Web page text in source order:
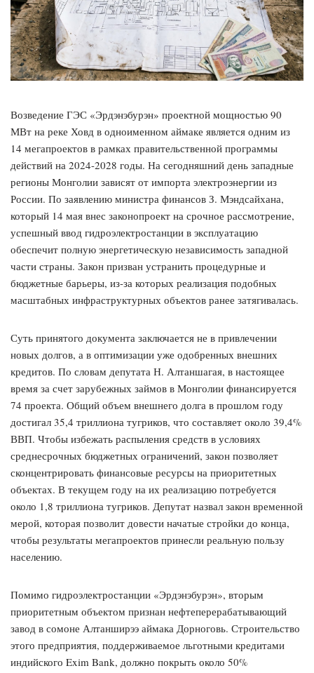
Возведение ГЭС «Эрдэнэбурэн» проектной мощностью 90
МВт на реке Ховд в одноименном аймаке является одним из
14 мегапроектов в рамках правительственной программы
действий на 2024-2028 годы. На сегодняшний день западные
регионы Монголии зависят от импорта электроэнергии из
России. По заявлению министра финансов З. Мэндсайхана,
который 14 мая внес законопроект на срочное рассмотрение,
успешный ввод гидроэлектростанции в эксплуатацию
обеспечит полную энергетическую независимость западной
части страны. Закон призван устранить процедурные и
бюджетные барьеры, из-за которых реализация подобных
масштабных инфраструктурных объектов ранее затягивалась.
Суть принятого документа заключается не в привлечении
новых долгов, а в оптимизации уже одобренных внешних
кредитов. По словам депутата Н. Алтаншагая, в настоящее
время за счет зарубежных займов в Монголии финансируется
74 проекта. Общий объем внешнего долга в прошлом году
достигал 35,4 триллиона тугриков, что составляет около 39,4%
ВВП. Чтобы избежать распыления средств в условиях
среднесрочных бюджетных ограничений, закон позволяет
сконцентрировать финансовые ресурсы на приоритетных
объектах. В текущем году на их реализацию потребуется
около 1,8 триллиона тугриков. Депутат назвал закон временной
мерой, которая позволит довести начатые стройки до конца,
чтобы результаты мегапроектов принесли реальную пользу
населению.
Помимо гидроэлектростанции «Эрдэнэбурэн», вторым
приоритетным объектом признан нефтеперерабатывающий
завод в сомоне Алтанширээ аймака Дорноговь. Строительство
этого предприятия, поддерживаемое льготными кредитами
индийского Exim Bank, должно покрыть около 50%